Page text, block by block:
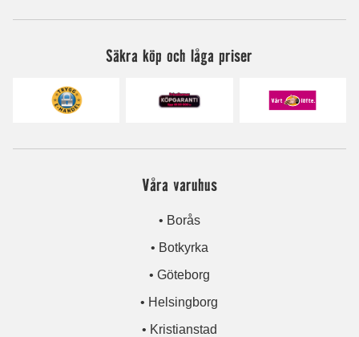
Säkra köp och låga priser
Våra varuhus
• Borås
• Botkyrka
• Göteborg
• Helsingborg
• Kristianstad